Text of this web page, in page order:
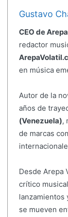
Gustavo
CEO de
redactor
en música
Autor de la
años de
(Venezuela),
de marcas
Desde Arepa
crítico
lanzamientos
se mueven